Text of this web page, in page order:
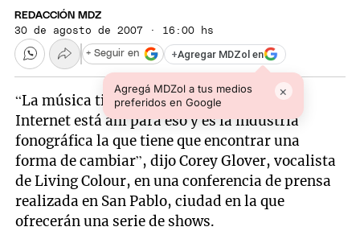
REDACCIÓN MDZ
30 de agosto de 2007 · 16:00 hs
+Agregar MDZol en
Agregá MDZol a tus medios
preferidos en Google
×
+ Seguir en
“La música tiene que ser gratis para todos.
Internet está ahí para eso y es la industria
fonográfica la que tiene que encontrar una
forma de cambiar”, dijo Corey Glover, vocalista
de Living Colour, en una conferencia de prensa
realizada en San Pablo, ciudad en la que
ofrecerán una serie de shows.